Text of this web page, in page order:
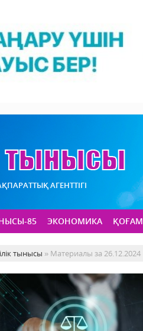
АГЕНТТІГІ
85 ЭКОНОМИКА ҚОҒАМ
тынысы » Материалы за 26.12.2024